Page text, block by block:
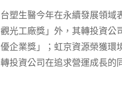
台塑生醫今年在永續發展領域
觀光工廠獎」外，其轉投資公
優企業獎」；虹京資源榮獲環
轉投資公司在追求營運成長的